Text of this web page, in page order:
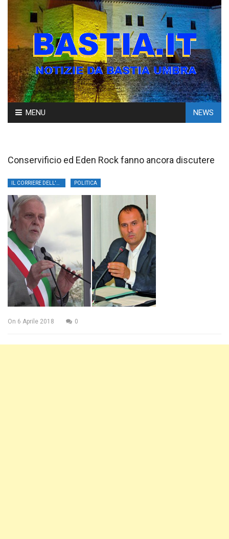
Skip
to
MENU NEWS
Conservificio ed Eden Rock fanno ancora discutere
POLITICA
On 6 Aprile 2018 0